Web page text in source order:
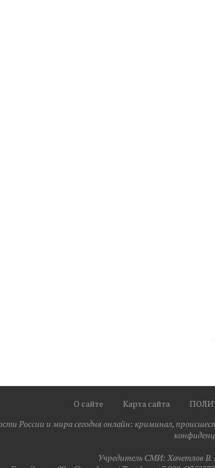
О сайте Карта сайта
России и мира сегодня онлайн: криминал,
Учредитель СМИ: Хaчeтлoв B.